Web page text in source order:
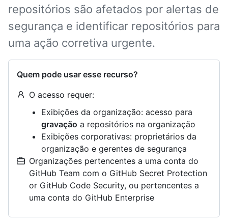
repositórios são afetados por alertas de
segurança e identificar repositórios para
uma ação corretiva urgente.
Quem pode usar esse recurso?
O acesso requer:
Exibições da organização: acesso para
gravação a repositórios na organização
Exibições corporativas: proprietários da
organização e gerentes de segurança
Organizações pertencentes a uma conta do
GitHub Team com o GitHub Secret Protection
or GitHub Code Security, ou pertencentes a
uma conta do GitHub Enterprise